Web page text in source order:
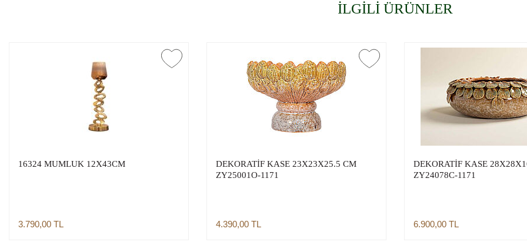
İLGİLİ ÜRÜNLER
16324 MUMLUK 12X43CM
3.790,00 TL
DEKORATİF KASE 23X23X25.5 CM
ZY25001O-1171
4.390,00 TL
DEKORATİF KASE
ZY24078C-1171
6.900,00 TL